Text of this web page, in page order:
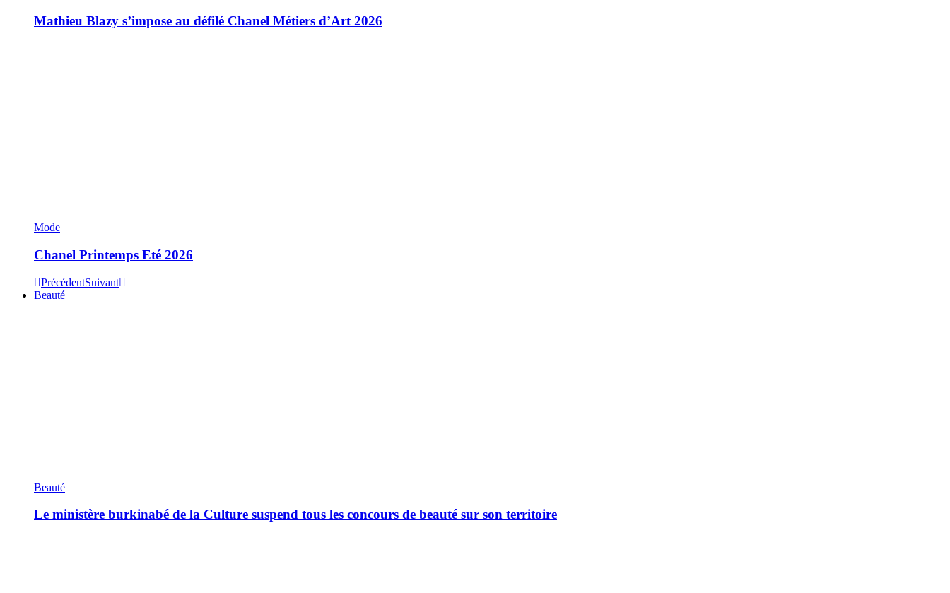
Mathieu Blazy s’impose au défilé Chanel Métiers d’Art 2026
Mode
Chanel Printemps Eté 2026
PrécédentSuivant
Beauté
Beauté
Le ministère burkinabé de la Culture suspend tous les concours de beauté sur son territoire